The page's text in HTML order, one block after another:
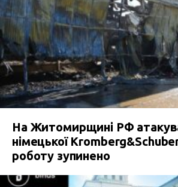
На Житомирщині РФ
німецької
роботу зупинено